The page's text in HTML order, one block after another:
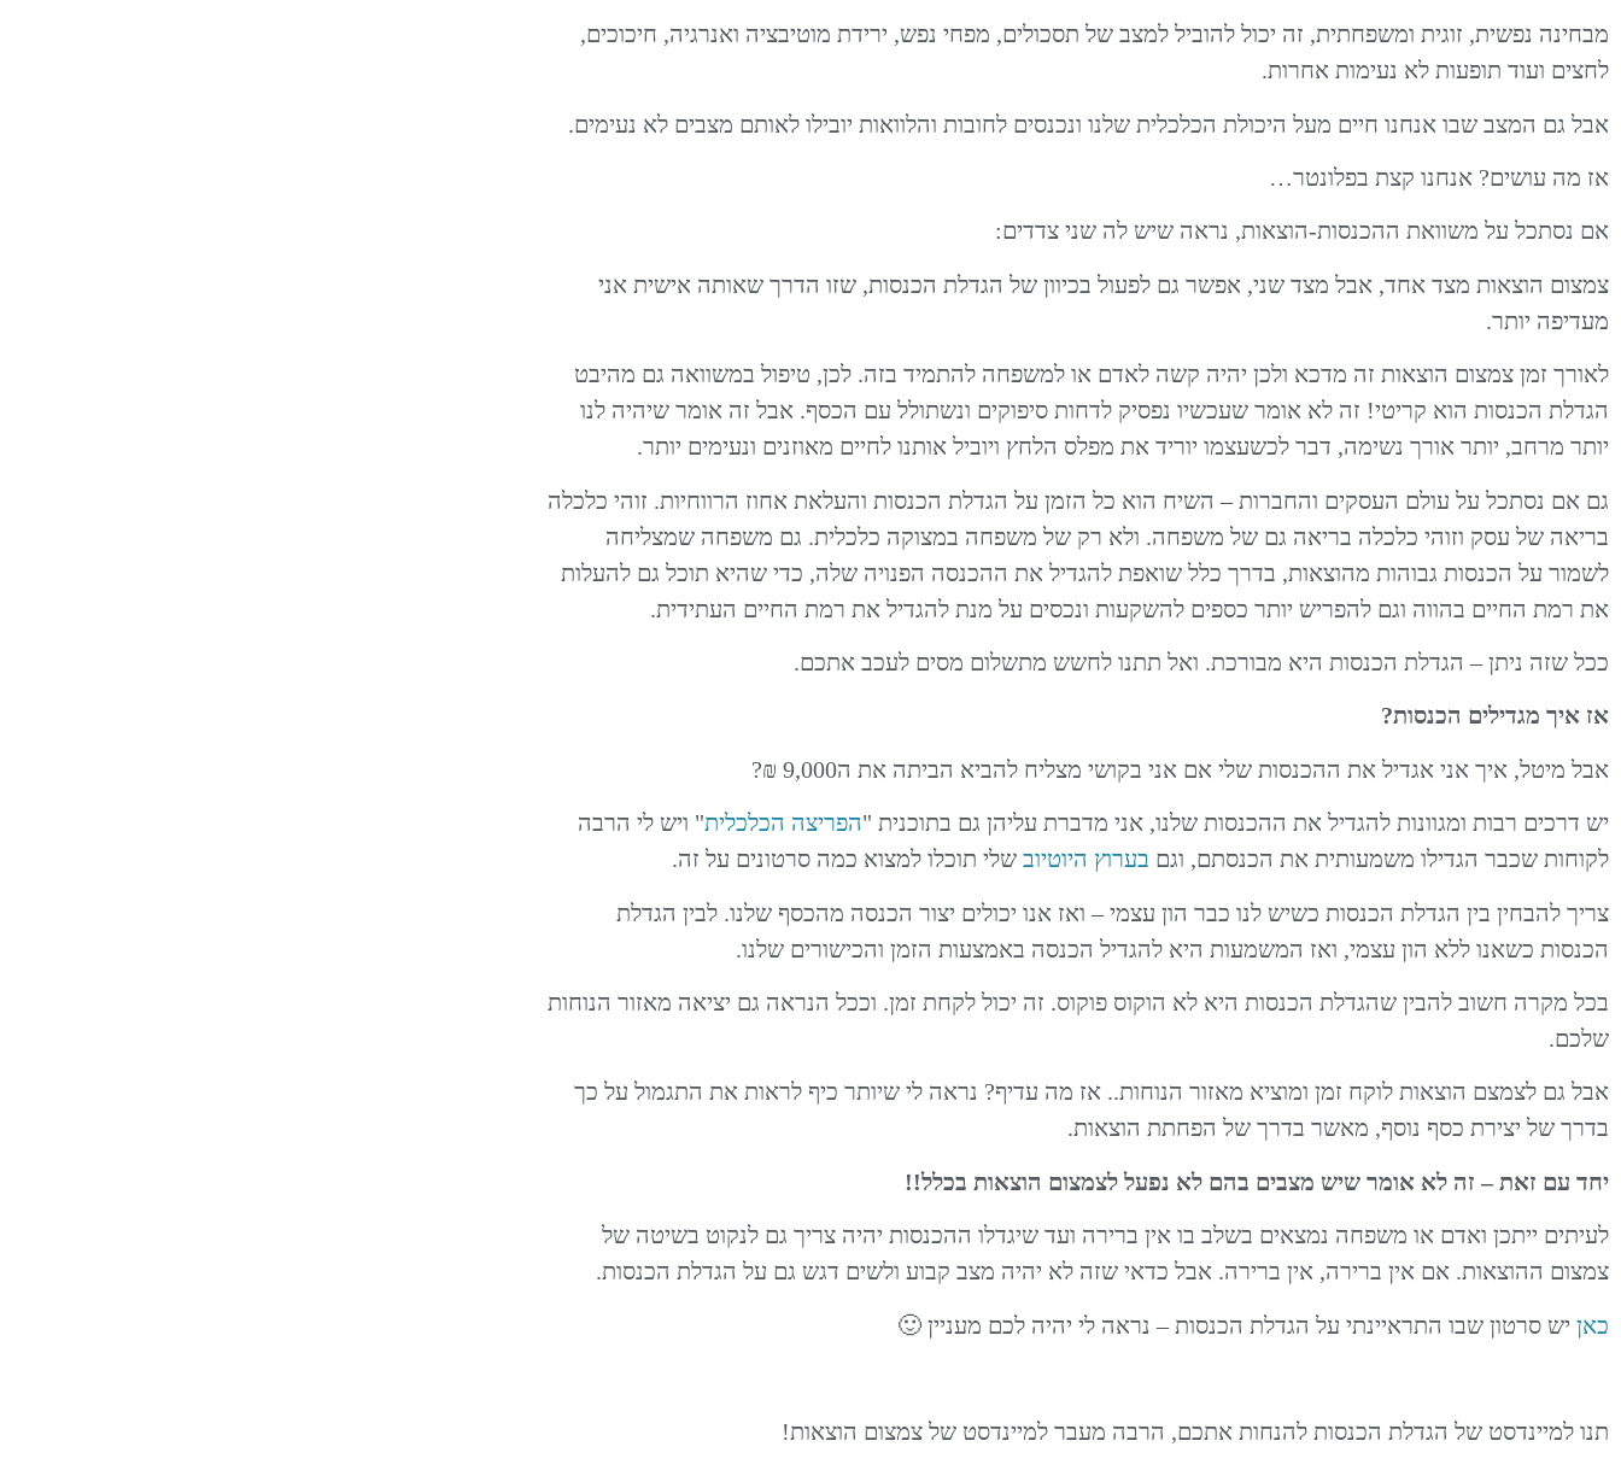
מבחינה נפשית, זוגית ומשפחתית, זה יכול להוביל למצב של תסכולים, מפחי נפש, ירידת מוטיבציה ואנרגיה, חיכוכים,
לחצים ועוד תופעות לא נעימות אחרות.
אבל גם המצב שבו אנחנו חיים מעל היכולת הכלכלית שלנו ונכנסים לחובות והלוואות יובילו לאותם מצבים לא נעימים.
אז מה עושים? אנחנו קצת בפלונטר…
אם נסתכל על משוואת ההכנסות-הוצאות, נראה שיש לה שני צדדים:
צמצום הוצאות מצד אחד, אבל מצד שני, אפשר גם לפעול בכיוון של הגדלת הכנסות, שזו הדרך שאותה אישית אני
מעדיפה יותר.
לאורך זמן צמצום הוצאות זה מדכא ולכן יהיה קשה לאדם או למשפחה להתמיד בזה. לכן, טיפול במשוואה גם מהיבט
הגדלת הכנסות הוא קריטי! זה לא אומר שעכשיו נפסיק לדחות סיפוקים ונשתולל עם הכסף. אבל זה אומר שיהיה לנו
יותר מרחב, יותר אורך נשימה, דבר לכשעצמו יוריד את מפלס הלחץ ויוביל אותנו לחיים מאוזנים ונעימים יותר.
גם אם נסתכל על עולם העסקים והחברות – השיח הוא כל הזמן על הגדלת הכנסות והעלאת אחוז הרווחיות. זוהי כלכלה
בריאה של עסק וזוהי כלכלה בריאה גם של משפחה. ולא רק של משפחה במצוקה כלכלית. גם משפחה שמצליחה
לשמור על הכנסות גבוהות מהוצאות, בדרך כלל שואפת להגדיל את ההכנסה הפנויה שלה, כדי שהיא תוכל גם להעלות
את רמת החיים בהווה וגם להפריש יותר כספים להשקעות ונכסים על מנת להגדיל את רמת החיים העתידית.
ככל שזה ניתן – הגדלת הכנסות היא מבורכת. ואל תתנו לחשש מתשלום מסים לעכב אתכם.
אז איך מגדילים הכנסות?
אבל מיטל, איך אני אגדיל את ההכנסות שלי אם אני בקושי מצליח להביא הביתה את ה9,000 ₪?
יש דרכים רבות ומגוונות להגדיל את ההכנסות שלנו, אני מדברת עליהן גם בתוכנית "הפריצה הכלכלית" ויש לי הרבה
לקוחות שכבר הגדילו משמעותית את הכנסתם, וגם בערוץ היוטיוב שלי תוכלו למצוא כמה סרטונים על זה.
צריך להבחין בין הגדלת הכנסות כשיש לנו כבר הון עצמי – ואז אנו יכולים יצור הכנסה מהכסף שלנו. לבין הגדלת
הכנסות כשאנו ללא הון עצמי, ואז המשמעות היא להגדיל הכנסה באמצעות הזמן והכישורים שלנו.
בכל מקרה חשוב להבין שהגדלת הכנסות היא לא הוקוס פוקוס. זה יכול לקחת זמן. וככל הנראה גם יציאה מאזור הנוחות
שלכם.
אבל גם לצמצם הוצאות לוקח זמן ומוציא מאזור הנוחות.. אז מה עדיף? נראה לי שיותר כיף לראות את התגמול על כך
בדרך של יצירת כסף נוסף, מאשר בדרך של הפחתת הוצאות.
יחד עם זאת – זה לא אומר שיש מצבים בהם לא נפעל לצמצום הוצאות בכלל!!
לעיתים ייתכן ואדם או משפחה נמצאים בשלב בו אין ברירה ועד שיגדלו ההכנסות יהיה צריך גם לנקוט בשיטה של
צמצום ההוצאות. אם אין ברירה, אין ברירה. אבל כדאי שזה לא יהיה מצב קבוע ולשים דגש גם על הגדלת הכנסות.
כאן יש סרטון שבו התראיינתי על הגדלת הכנסות – נראה לי יהיה לכם מעניין 🙂
תנו למיינדסט של הגדלת הכנסות להנחות אתכם, הרבה מעבר למיינדסט של צמצום הוצאות!